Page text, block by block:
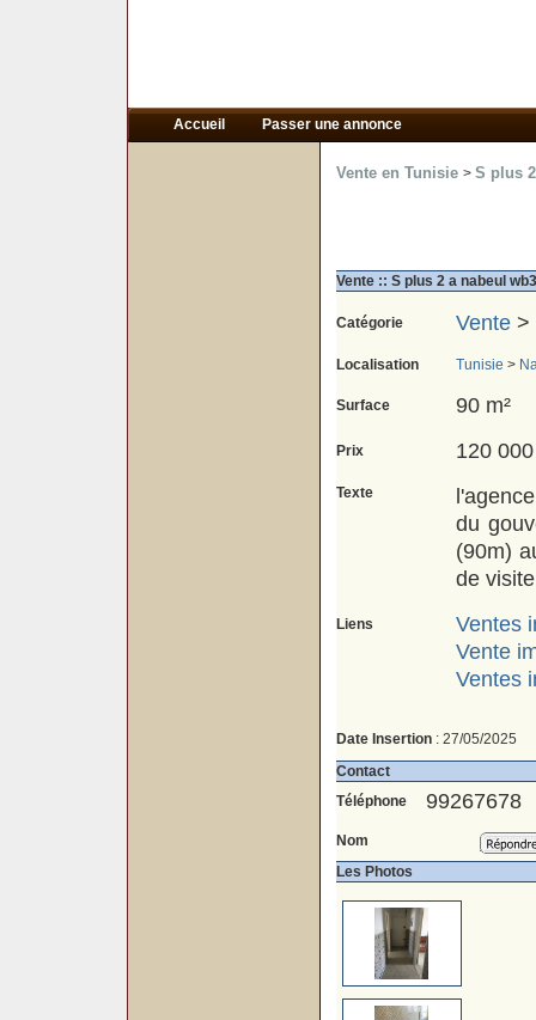
Accueil Passer une annonce
Vente en Tunisie > S plus
Vente :: S plus 2 a nabeul
Catégorie Vente>
Localisation Tunisie >
Surface 90 m²
Prix 120
Texte
du
(90m)
de
Liens
Ventes
Vente
Ventes
Date Insertion: 27/05/2025
Contact
Téléphone
99267678
Nom
Les Photos